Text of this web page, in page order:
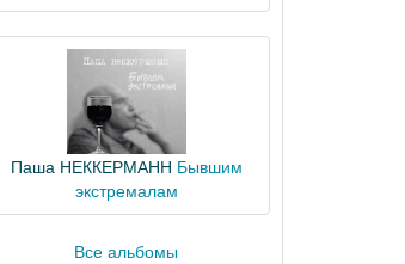
Паша НЕККЕРМАНН Бывшим
экстремалам
Все альбомы